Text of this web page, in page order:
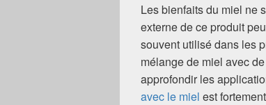
Les bienfaits du miel ne
externe de ce produit
souvent utilisé dans les
mélange de miel avec
approfondir les
avec le miel est